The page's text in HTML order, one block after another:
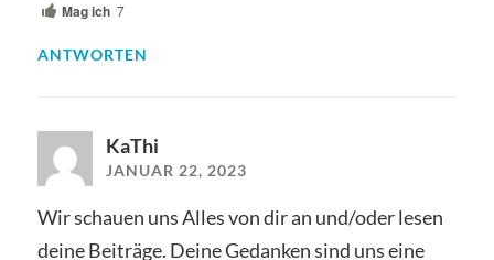
Mag ich 7
ANTWORTEN
KaThi
JANUAR 22, 2023
Wir schauen uns Alles von dir an und/oder lesen
deine Beiträge. Deine Gedanken sind uns eine